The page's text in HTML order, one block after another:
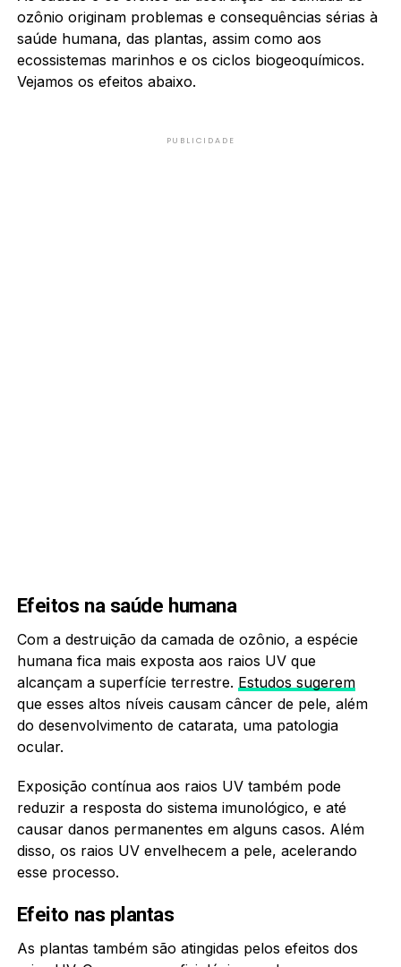
ozônio originam problemas e consequências sérias à
saúde humana, das plantas, assim como aos
ecossistemas marinhos e os ciclos biogeoquímicos.
Vejamos os efeitos abaixo.
PUBLICIDADE
Efeitos na saúde humana
Com a destruição da camada de ozônio, a espécie
humana fica mais exposta aos raios UV que
alcançam a superfície terrestre. Estudos sugerem
que esses altos níveis causam câncer de pele, além
do desenvolvimento de catarata, uma patologia
ocular.
Exposição contínua aos raios UV também pode
reduzir a resposta do sistema imunológico, e até
causar danos permanentes em alguns casos. Além
disso, os raios UV envelhecem a pele, acelerando
esse processo.
Efeito nas plantas
As plantas também são atingidas pelos efeitos dos